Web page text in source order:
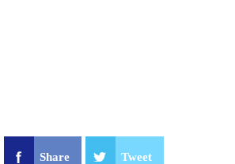
Share Tweet